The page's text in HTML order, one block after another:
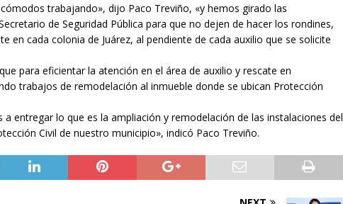
trabajando», dijo Paco Treviño, «y hemos girado las
de Seguridad Pública para que no dejen de hacer los rondines,
en cada colonia de Juárez, al pendiente de cada auxilio que se solicite
para eficientar la atención en el área de auxilio y rescate en
trabajos de remodelación al inmueble donde se ubican Protección
a entregar lo que es la ampliación y remodelación de las instalaciones del
Civil de nuestro municipio», indicó Paco Treviño.